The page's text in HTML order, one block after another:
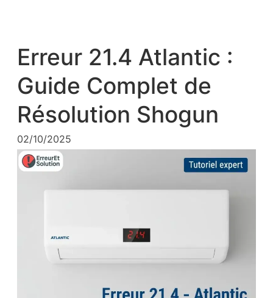
Erreur 21.4 Atlantic :
Guide Complet de
Résolution Shogun
02/10/2025